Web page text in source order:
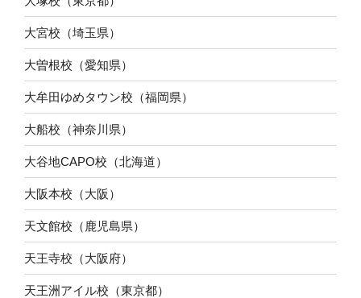
大宮校（埼玉県）
大曽根校（愛知県）
大牟田ゆめタウン校（福岡県）
大船校（神奈川県）
大谷地CAPO校（北海道）
大阪本校（大阪）
天文館校（鹿児島県）
天王寺校（大阪府）
天王洲アイル校（東京都）